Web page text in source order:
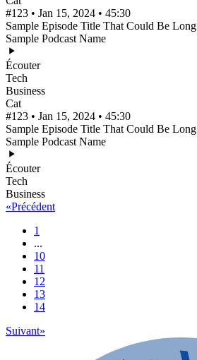
#123 • Jan 15, 2024 • 45:30
Sample Episode Title That Could Be Long
Sample Podcast Name
Écouter
Tech
Business
Cat
#123 • Jan 15, 2024 • 45:30
Sample Episode Title That Could Be Long
Sample Podcast Name
Écouter
Tech
Business
«Précédent
1
...
10
11
12
13
14
Suivant»